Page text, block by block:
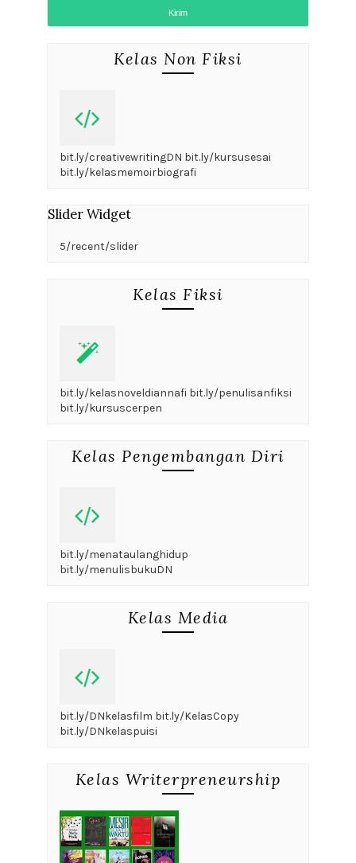
Kelas Non Fiksi
bit.ly/creativewritingDN bit.ly/kursusesai
bit.ly/kelasmemoirbiografi
Slider Widget
5/recent/slider
Kelas Fiksi
bit.ly/kelasnoveldiannafi bit.ly/penulisanfiksi
bit.ly/kursuscerpen
Kelas Pengembangan Diri
bit.ly/menataulanghidup
bit.ly/menulisbukuDN
Kelas Media
bit.ly/DNkelasfilm bit.ly/KelasCopy
bit.ly/DNkelaspuisi
Kelas Writerpreneurship